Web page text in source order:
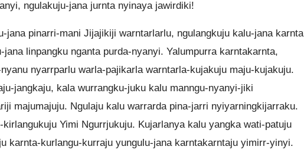
ngulakuju-jana jurnta nyinaya jawirdiki!
jana pinarri-mani Jijajikiji warntarlarlu, ngulangkuju kalu-jana karnta
linpangku nganta purda-nyanyi. Yalumpurra karntakarnta,
nyarrparlu warla-pajikarla warntarla-kujakuju maju-kujakuju.
jangkaju, kala wurrangku-juku kalu manngu-nyanyi-jiki
majumajuju. Ngulaju kalu warrarda pina-jarri nyiyarningkijarraku.
Yimi Ngurrjukuju. Kujarlanya kalu yangka wati-patuju
karnta-kurlangu-kurraju yungulu-jana karntakarntaju yimirr-yinyi.